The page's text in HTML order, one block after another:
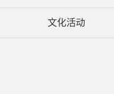
文化活动